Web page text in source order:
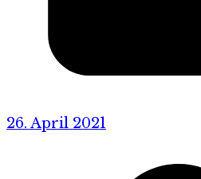
26. April 2021